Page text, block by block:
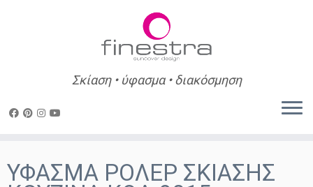
to
content
Σκίαση • ύφασμα • διακόσμηση
ΥΦΑΣΜΑ ΡΟΛΕΡ ΣΚΙΑΣΗΣ